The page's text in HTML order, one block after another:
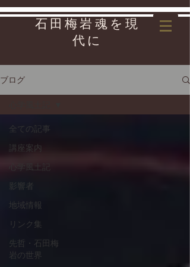
石田梅岩魂を現
代に
ブログ
全ての記事
講座案内
心学風土記
影響者
地域情報
リンク集
先哲・石田梅
岩の世界